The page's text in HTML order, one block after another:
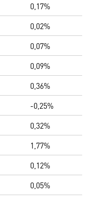
0,17%
0,02%
0,07%
0,09%
0,36%
-0,25%
0,32%
1,77%
0,12%
0,05%